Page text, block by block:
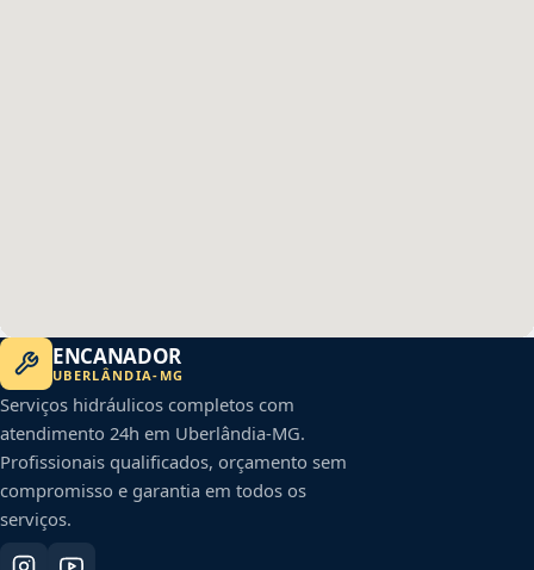
ENCANADOR
UBERLÂNDIA- MG
Serviços hidráulicos completos com
atendimento 24h em Uberlândia-MG.
Profissionais qualificados, orçamento sem
compromisso e garantia em todos os
serviços.